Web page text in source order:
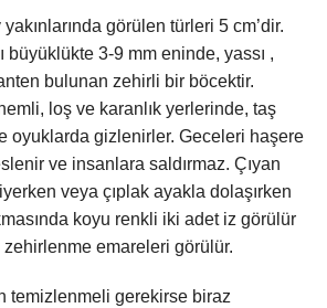
görülen türleri 5 cm’dir.
büyüklükte 3-9 mm eninde, yassı ,
bulunan zehirli bir böcektir.
loş ve karanlık yerlerinde, taş
oyuklarda gizlenirler. Geceleri haşere
ve insanlara saldırmaz. Çıyan
veya çıplak ayakla dolaşırken
koyu renkli iki adet iz görülür
emareleri görülür.
temizlenmeli gerekirse biraz